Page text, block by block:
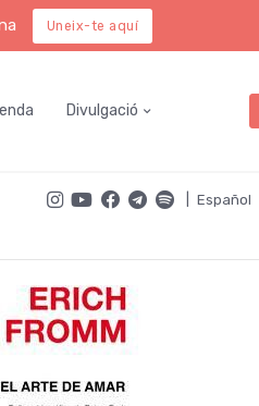
Uneix-te aquí
Divulgació
Español